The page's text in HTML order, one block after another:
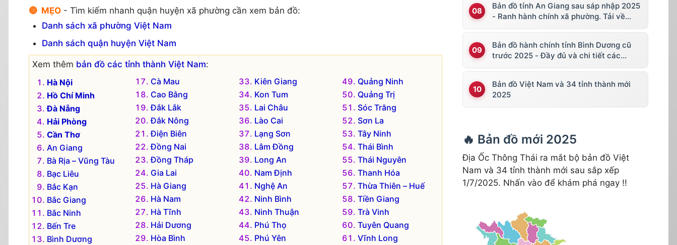
🔴 MẸO - Tìm kiếm nhanh quận huyện xã phường cần xem bản đồ:
Danh sách xã phường Việt Nam
Danh sách quận huyện Việt Nam
Xem thêm bản đồ các tỉnh thành Việt Nam:
Hà Nội
Hồ Chí Minh
Đà Nẵng
Hải Phòng
Cần Thơ
An Giang
Bà Rịa – Vũng Tàu
Bạc Liêu
Bắc Kạn
Bắc Giang
Bắc Ninh
Bến Tre
Bình Dương
Cà Mau
Cao Bằng
Đắk Lắk
Đắk Nông
Điện Biên
Đồng Nai
Đồng Tháp
Gia Lai
Hà Giang
Hà Nam
Hà Tĩnh
Hải Dương
Hòa Bình
Kiên Giang
Kon Tum
Lai Châu
Lào Cai
Lạng Sơn
Lâm Đồng
Long An
Nam Định
Nghệ An
Ninh Bình
Ninh Thuận
Phú Thọ
Phú Yên
Quảng Ninh
Quảng Trị
Sóc Trăng
Sơn La
Tây Ninh
Thái Bình
Thái Nguyên
Thanh Hóa
Thừa Thiên – Huế
Tiền Giang
Trà Vinh
Tuyên Quang
Vĩnh Long
Bản đồ tỉnh An Giang sau sáp nhập 2025
- Ranh hành chính xã phường. Tải về
Bản đồ hành chính tỉnh Bình Dương cũ
trước 2025 - Đầy đủ và chi tiết các
Bản đồ Việt Nam và 34 tỉnh thành mới
2025
🔥 Bản đồ mới 2025
Địa Ốc Thông Thái ra mắt bộ bản đồ Việt
Nam và 34 tỉnh thành mới sau sắp xếp
1/7/2025. Nhấn vào để khám phá ngay !!